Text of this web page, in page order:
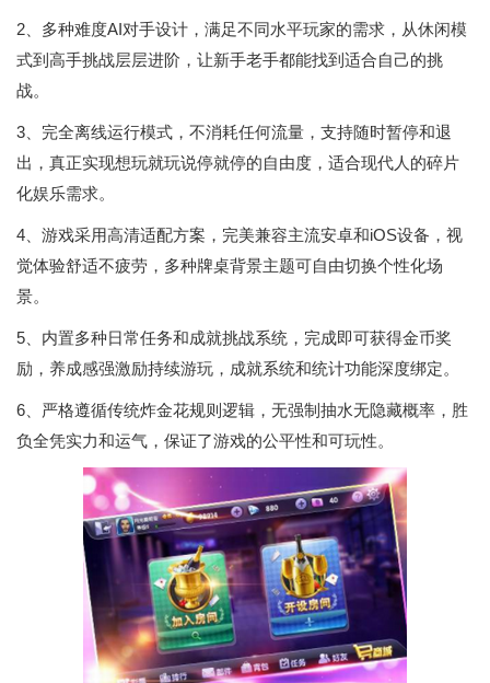
2、多种难度AI对手设计，满足不同水平玩家的需求，从休闲模
式到高手挑战层层进阶，让新手老手都能找到适合自己的挑
战。
3、完全离线运行模式，不消耗任何流量，支持随时暂停和退
出，真正实现想玩就玩说停就停的自由度，适合现代人的碎片
化娱乐需求。
4、游戏采用高清适配方案，完美兼容主流安卓和iOS设备，视
觉体验舒适不疲劳，多种牌桌背景主题可自由切换个性化场
景。
5、内置多种日常任务和成就挑战系统，完成即可获得金币奖
励，养成感强激励持续游玩，成就系统和统计功能深度绑定。
6、严格遵循传统炸金花规则逻辑，无强制抽水无隐藏概率，胜
负全凭实力和运气，保证了游戏的公平性和可玩性。